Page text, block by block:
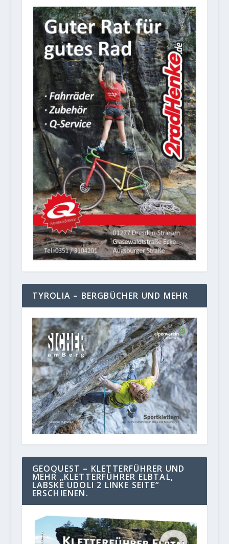
TYROLIA – BERGBÜCHER UND MEHR
GEOQUEST – KLETTERFÜHRER UND
MEHR „KLETTERFÜHRER ELBTAL,
LABSKE UDOLI 2 LINKE SEITE“
ERSCHIENEN.